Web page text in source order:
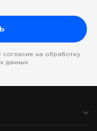
на обработку
данных